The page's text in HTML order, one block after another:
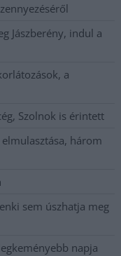
Jászberény, indul a
a
Szolnok is érintett
három
sem úszhatja meg
napja